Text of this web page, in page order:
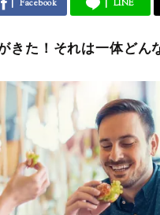
Facebook LINE
きた！それは一体どん